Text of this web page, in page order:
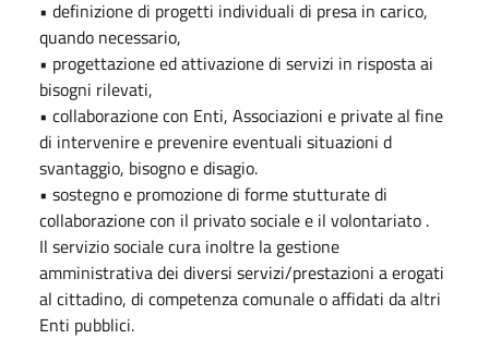
• definizione di progetti individuali di presa in carico,
quando necessario,
• progettazione ed attivazione di servizi in risposta ai
bisogni rilevati,
• collaborazione con Enti, Associazioni e private al fine
di intervenire e prevenire eventuali situazioni d
svantaggio, bisogno e disagio.
• sostegno e promozione di forme stutturate di
collaborazione con il privato sociale e il volontariato .
Il servizio sociale cura inoltre la gestione
amministrativa dei diversi servizi/prestazioni a erogati
al cittadino, di competenza comunale o affidati da altri
Enti pubblici.